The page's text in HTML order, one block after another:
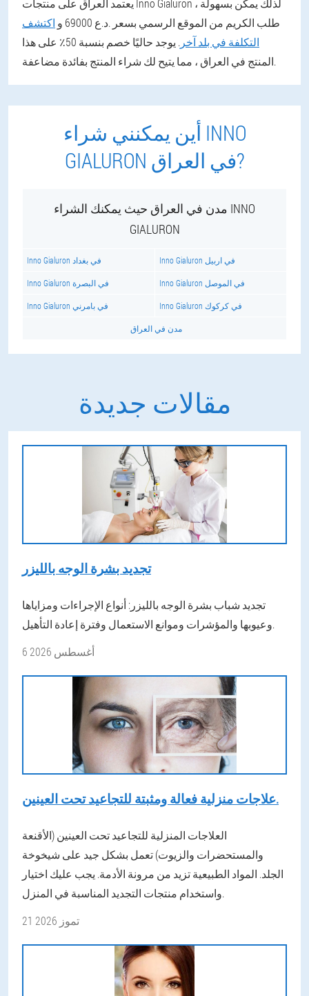
طلب الكريم من الموقع الرسمي بسعر .د.ع 69000 و
اكتشف
التكلفة في بلد آخر
. يوجد حاليًا خصم بنسبة 50٪ على هذا
المنتج في العراق ، مما يتيح لك شراء المنتج بفائدة مضاعفة.
أين يمكنني شراء INNO
GIALURON في العراق?
مدن في العراق حيث يمكنك الشراء INNO
GIALURON
Inno Gialuron في بغداد Inno Gialuron في اربيل
Inno Gialuron في البصرة Inno Gialuron في الموصل
Inno Gialuron في بامرني Inno Gialuron في كركوك
مدن في العراق
مقالات جديدة
تجديد بشرة الوجه بالليزر
تجديد شباب بشرة الوجه بالليزر: أنواع الإجراءات ومزاياها
وعيوبها والمؤشرات وموانع الاستعمال وفترة إعادة التأهيل.
6 أغسطس 2026
علاجات منزلية فعالة ومثبتة للتجاعيد تحت العينين.
العلاجات المنزلية للتجاعيد تحت العينين (الأقنعة
والمستحضرات والزيوت) تعمل بشكل جيد على شيخوخة
الجلد. المواد الطبيعية تزيد من مرونة الأدمة. يجب عليك اختيار
واستخدام منتجات التجديد المناسبة في المنزل.
21 تموز 2026